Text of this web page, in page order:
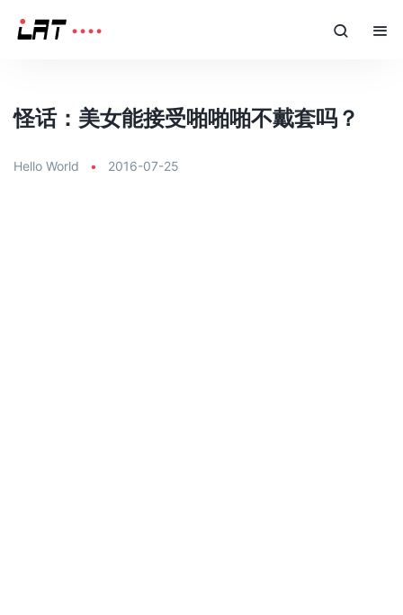
怪话：美女能接受啪啪啪不戴套吗？
Hello World • 2016-07-25